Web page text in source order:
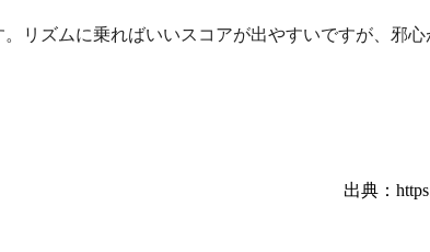
リズムに乗ればいいスコアが出やすいですが、邪
出典：